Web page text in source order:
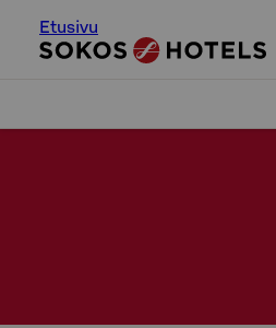
Etusivu